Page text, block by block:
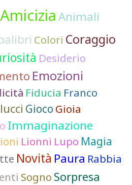
Amicizia Animali
Colori Coraggio
Desiderio
Emozioni
Fiducia Franco
Gioco Gioia
Immaginazione
Lionni Lupo Magia
Novità Paura Rabbia
Sogno Sorpresa